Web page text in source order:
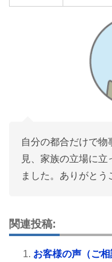
自分の都合だけで
見、家族の立場に立
ました。ありがとう
関連投稿:
お客様の声（ご